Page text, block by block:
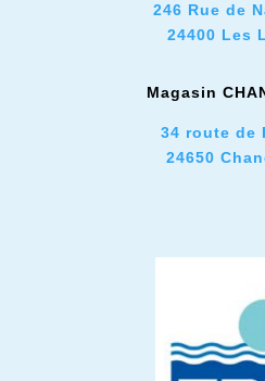
246 Rue de
24400 Les
Magasin
34 route de
24650